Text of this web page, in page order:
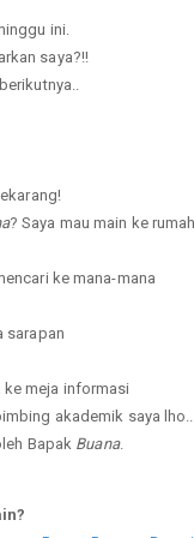
ini.
saya?!!
? Saya mau main ke
ke mana-mana
sarapan
meja informasi
akademik saya lho..
Bapak Buana.